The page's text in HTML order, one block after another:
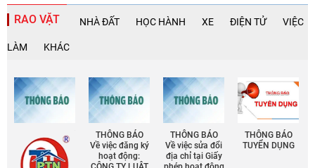
RAO VẶT NHÀ ĐẤT HỌC HÀNH XE ĐIỆN TỬ VIỆC
LÀM KHÁC
THÔNG BÁO
Về việc đăng ký
hoạt động:
THÔNG BÁO
Về việc sửa đổi
địa chỉ tại Giấy
THÔNG BÁO
TUYỂN DỤNG